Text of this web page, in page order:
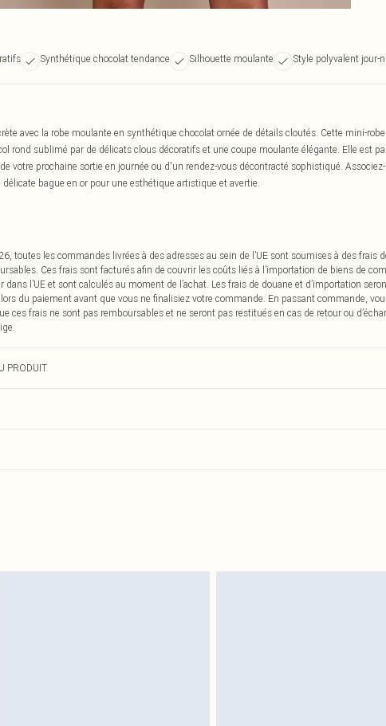
Synthétique chocolat tendance Silhouette moulante Style polyvalent jour-
avec la robe moulante en synthétique chocolat ornée de détails cloutés. Cette mini-
rond sublimé par de délicats clous décoratifs et une coupe moulante élégante. Elle est
votre prochaine sortie en journée ou d'un rendez-vous décontracté sophistiqué.
bague en or pour une esthétique artistique et avertie.
toutes les commandes livrées à des adresses au sein de l’UE sont soumises à des frais
Ces frais sont facturés afin de couvrir les coûts liés à l’importation de biens de
l’UE et sont calculés au moment de l’achat. Les frais de douane et d’importation
du paiement avant que vous ne finalisiez votre commande. En passant commande,
ces frais ne sont pas remboursables et ne seront pas restitués en cas de retour ou
PRODUIT
pas rembourser les masques tendance, les cosmétiques, les bijoux pour
intérieur. Les articles pour la maison, y compris le linge de lit, les matelas, les surmatelas et